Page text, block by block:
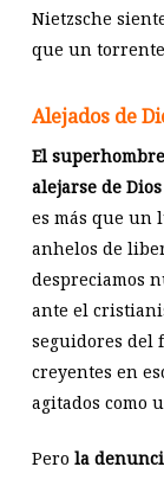
Nietzsche
que un
Alejados de
El
alejarse de
es más que un
anhelos de
despreciamos
ante el
seguidores del
creyentes en
agitados como
Pero la